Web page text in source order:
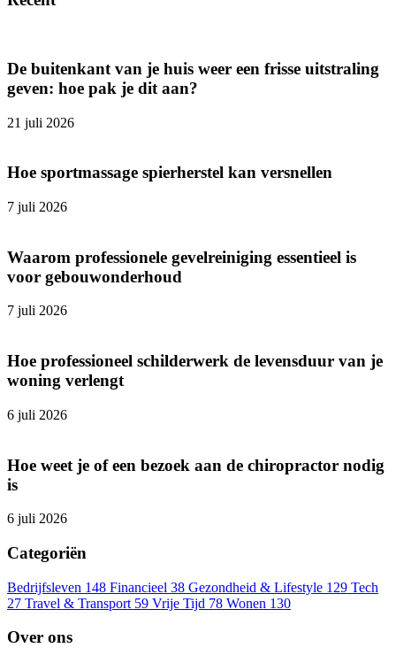
De buitenkant van je huis weer een frisse uitstraling
geven: hoe pak je dit aan?
21 juli 2026
Hoe sportmassage spierherstel kan versnellen
7 juli 2026
Waarom professionele gevelreiniging essentieel is
voor gebouwonderhoud
7 juli 2026
Hoe professioneel schilderwerk de levensduur van je
woning verlengt
6 juli 2026
Hoe weet je of een bezoek aan de chiropractor nodig
is
6 juli 2026
Categoriën
Bedrijfsleven 148 Financieel 38 Gezondheid & Lifestyle 129 Tech
27 Travel & Transport 59 Vrije Tijd 78 Wonen 130
Over ons